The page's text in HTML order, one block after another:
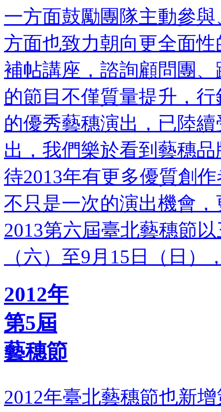
一方面鼓勵團隊主動參
方面也致力朝向更全面
補帖講座，諮詢顧問團
的節目不僅質量提升，
的優秀藝穗演出，已陸
出，我們樂於看到藝穗
待2013年有更多優質創
不只是一次的演出機會
2013第六屆臺北藝穗節
（六）至9月15日（日
2012年
第5屆
藝穗節
2012年臺北藝穗節也新